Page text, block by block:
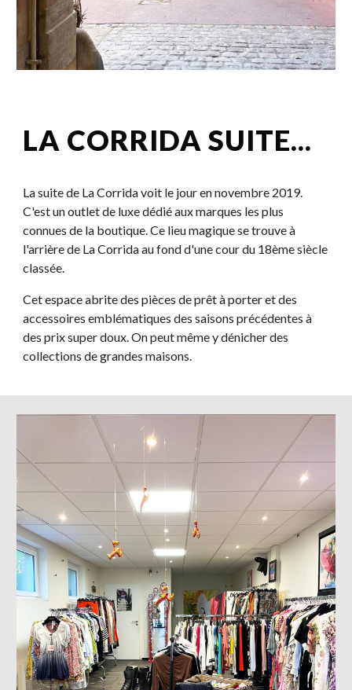
LA CORRIDA SUITE...
La suite de La Corrida voit le jour en novembre 2019.
C'est un outlet de luxe dédié aux marques les plus
connues de la boutique. Ce lieu magique se trouve à
l'arrière de La Corrida au fond d'une cour du 18ème siècle
classée.
Cet espace abrite des pièces de prêt à porter et des
accessoires emblématiques des saisons précédentes à
des prix super doux. On peut même y dénicher des
collections de grandes maisons.